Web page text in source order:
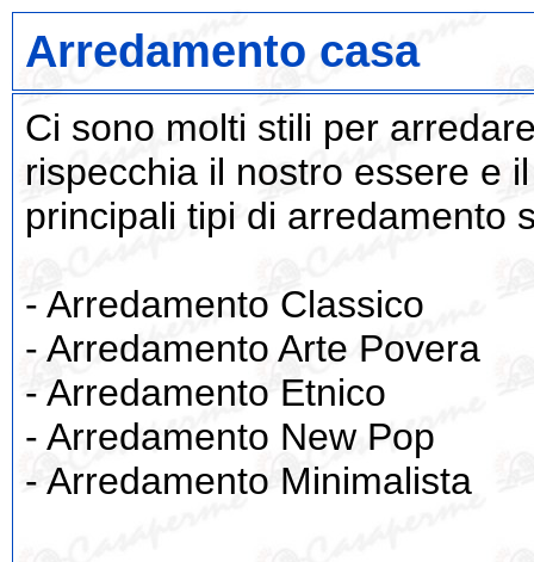
Arredamento casa
Ci sono molti stili per
rispecchia il nostro essere e
principali tipi di arredamento
- Arredamento Classico
- Arredamento Arte Povera
- Arredamento Etnico
- Arredamento New Pop
- Arredamento Minimalista